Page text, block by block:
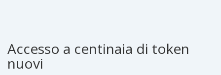
Accesso a centinaia di token
nuovi